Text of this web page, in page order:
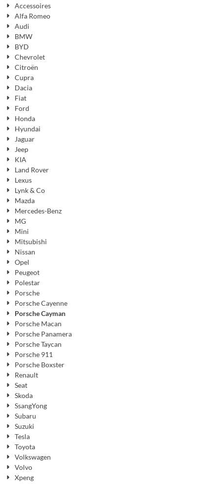
Accessoires
Alfa Romeo
Audi
BMW
BYD
Chevrolet
Citroën
Cupra
Dacia
Fiat
Ford
Honda
Hyundai
Jaguar
Jeep
KIA
Land Rover
Lexus
Lynk & Co
Mazda
Mercedes-Benz
MG
Mini
Mitsubishi
Nissan
Opel
Peugeot
Polestar
Porsche
Porsche Cayenne
Porsche Cayman
Porsche Macan
Porsche Panamera
Porsche Taycan
Porsche 911
Porsche Boxster
Renault
Seat
Skoda
SsangYong
Subaru
Suzuki
Tesla
Toyota
Volkswagen
Volvo
Xpeng